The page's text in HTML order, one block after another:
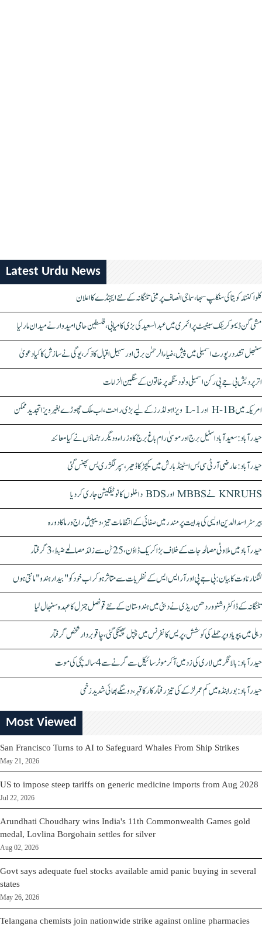
Latest Urdu News
کلواکنٹلہ کویتا کی سنکلپ سبھا، سماجی انصاف پر مبنی تلنگانہ کے نئے ایجنڈے کا اعلان
مشی گن ڈیموکریٹک سینیٹ پرائمری میں عبدالسعید کی بڑی کامیابی، فلسطین حامی امیدوار نے میدان مار لیا
سنبھل تشدد رپورٹ اسمبلی میں پیش، ضیاء الرحمٰن برق اور سہیل اقبال کا ذکر، یوگی نے سازش کا کیا دعویٰ
اتر پردیش بی جے پی رکن اسمبلی ونود سنگھ پر خاتون کے سنگین الزامات
امریکہ میں H-1B اور L-1 ویزا ہولڈرز کے لیے بڑی راحت، اب ملک چھوڑے بغیر ویزا تجدید ممکن
حیدرآباد: سعیدآباد اسٹیل برج اور موسیٰ رام باغ برج کا وزراء و دیگر رہنماؤں نے کیا معائنہ
حیدرآباد: عارضی آر ٹی سی بس اسٹینڈ بارش میں کیچڑ کا ڈھیر، سپر لگژری بس پھنس گئی
KNRUHS نے MBBS اور BDS داخلوں کا نوٹیفکیشن جاری کر دیا
بیرسٹر اسدالدین اویسی کی ہدایت پر مندر میں صفائی کے انتظامات تیز، دیپیش راج ورما کا دورہ
حیدرآباد میں ملاوٹی مصالحہ جات کے خلاف بڑا کریک ڈاؤن، 25 ٹن سے زائد مصالحے ضبط، 3 گرفتار
کنگنا رناوت کا بیان: بی جے پی اور آر ایس ایس کے نظریات سے متاثر ہو کر اب خود کو "بیدار ہندو" مانتی ہوں
تلنگانہ کے ڈاکٹر وشنو وردھن ریڈی نے دبئی میں ہندوستان کے نئے قونصل جنرل کا عہدہ سنبھال لیا
دہلی میں پپو یادو پر حملے کی کوشش، پریس کانفرنس میں چپل پھینکی گئی، چاقو بردار شخص گرفتار
حیدرآباد: بالا نگر میں لاری کی زد میں آکر موٹرسائیکل سے گرنے سے 4 سالہ بچی کی موت
حیدرآباد: بورابنڈہ میں کم عمر لڑکے کی تیز رفتار کار کا قہر، دو سگے بھائی شدید زخمی
Most Viewed
San Francisco Turns to AI to Safeguard Whales From Ship Strikes
May 21, 2026
US to impose steep tariffs on generic medicine imports from Aug 2028
Jul 22, 2026
Arundhati Choudhary wins India's 11th Commonwealth Games gold
medal, Lovlina Borgohain settles for silver
Aug 02, 2026
Govt says adequate fuel stocks available amid panic buying in several
states
May 26, 2026
Telangana chemists join nationwide strike against online pharmacies